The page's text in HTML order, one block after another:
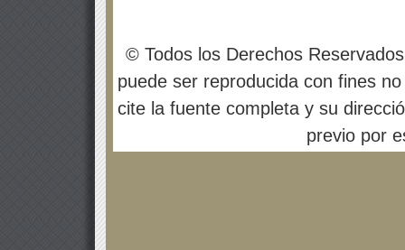
© Todos los Derechos
puede ser reproducida con fines
cite la fuente completa y su
previo por